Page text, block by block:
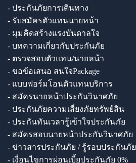
- ประกันภัยการเดินทาง
- รับสมัครตัวแทนนายหน้า
- มุมคิดสร้างแรงบันดาลใจ
- บทความเกี่ยวกับประกันภัย
- ตรวจสอบตัวแทน/นายหน้า
- ขอข้อเสนอ สนใจPackage
- แบบฟอร์มโอนตัวแทนบริการ
- สมัครนายหน้าประกันวินาศภัย
- ประกันภัยความเสี่ยงภัยทรัพย์สิน
- ประกันทันเวลารู้เข้าใจประกันภัย
- สมัครสอบนายหน้าประกันวินาศภัย
- ข่าวสารประกันภัย / รู้รอบประกันภัย
- เงื่อนไขการผ่อนเบี้ยประกันภัย 0%